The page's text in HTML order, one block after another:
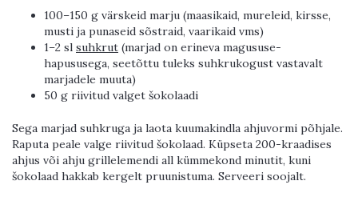
100–150 g värskeid marju (maasikaid, mureleid, kirsse,
musti ja punaseid sõstraid, vaarikaid vms)
1–2 sl suhkrut (marjad on erineva magususe-
hapususega, seetõttu tuleks suhkrukogust vastavalt
marjadele muuta)
50 g riivitud valget šokolaadi
Sega marjad suhkruga ja laota kuumakindla ahjuvormi põhjale.
Raputa peale valge riivitud šokolaad. Küpseta 200-kraadises
ahjus või ahju grillelemendi all kümmekond minutit, kuni
šokolaad hakkab kergelt pruunistuma. Serveeri soojalt.